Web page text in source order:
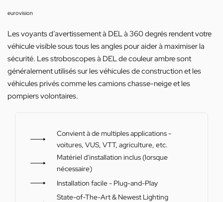
eurovision
Les voyants d’avertissement à DEL à 360 degrés rendent votre
véhicule visible sous tous les angles pour aider à maximiser la
sécurité. Les stroboscopes à DEL de couleur ambre sont
généralement utilisés sur les véhicules de construction et les
véhicules privés comme les camions chasse-neige et les
pompiers volontaires.
Convient à de multiples applications -
voitures, VUS, VTT, agriculture, etc.
Matériel d'installation inclus (lorsque
nécessaire)
Installation facile - Plug-and-Play
State-of-The-Art & Newest Lighting